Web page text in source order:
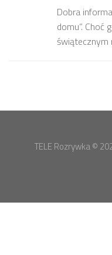
Dobra
domu”. Choć
świątecznym
TELE Rozrywka ©